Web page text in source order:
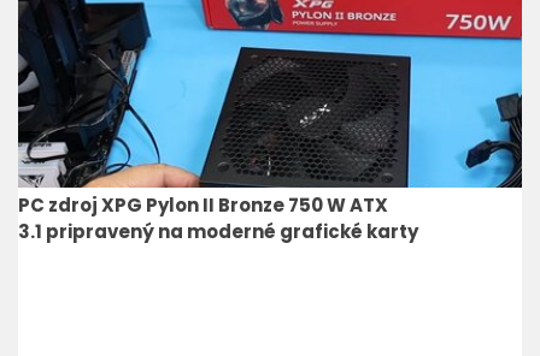
PC zdroj XPG Pylon II Bronze 750 W ATX
3.1 pripravený na moderné grafické karty